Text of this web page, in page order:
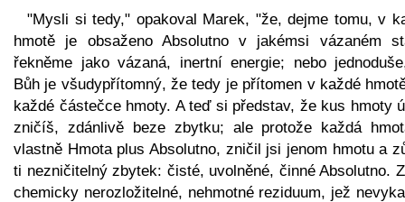
"Mysli si tedy," opakoval Marek, "že, dejme tomu, v
hmotě je obsaženo Absolutno v jakémsi vázaném
řekněme jako vázaná, inertní energie; nebo
Bůh je všudypřítomný, že tedy je přítomen v každé
každé částečce hmoty. A teď si představ, že kus hmoty
zničíš, zdánlivě beze zbytku; ale protože každá
vlastně Hmota plus Absolutno, zničil jsi jenom hmotu a
ti nezničitelný zbytek: čisté, uvolněné, činné Absolutno.
chemicky nerozložitelné, nehmotné reziduum, jež